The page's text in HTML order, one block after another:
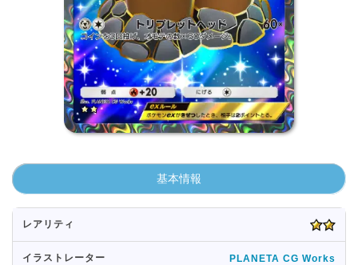
基本情報
レアリティ
イラストレーター PLANETA CG Works